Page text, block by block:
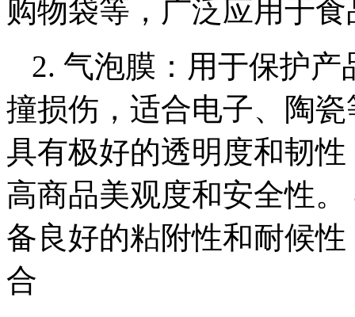
购物袋等，广泛应用于
2. 气泡膜：用于保护
撞损伤，适合电子、陶
具有极好的透明度和韧
高商品美观度和安全性
备良好的粘附性和耐候
合